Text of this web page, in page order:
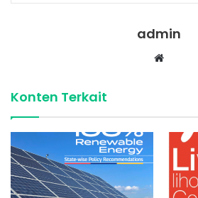
admin
Website
Konten Terkait